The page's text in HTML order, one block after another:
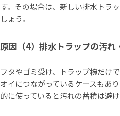
す。その場合は、新しい排水トラ
しょう。
原因（4）排水トラップの汚れ
フタやゴミ受け、トラップ椀だけ
オイにつながっているケースもあ
的に使っていると汚れの蓄積は避け